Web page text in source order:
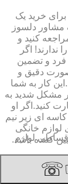
برای خرید یک
مشاور دلسوز
کنید و
اگر
فرد و تضمین
صورت دقیق و
کار به شما
مشکل شدید به
کنید.اگر او
ای زیر نیم
لوازم خانگی
کننده باشد.
کنید.برچسب انرژی ٧ فلش رنگی است که
لوازم